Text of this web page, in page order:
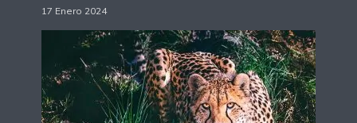
17 Enero 2024